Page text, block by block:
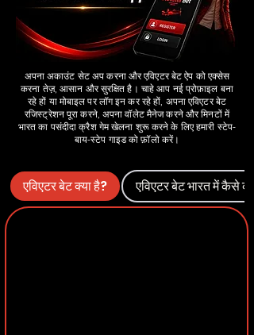
अपना अकाउंट सेट अप करना और एविएटर बेट ऐप को एक्सेस
करना तेज़, आसान और सुरक्षित है। चाहे आप नई प्रोफ़ाइल बना
रहे हों या मोबाइल पर लॉग इन कर रहे हों, अपना एविएटर बेट
रजिस्ट्रेशन पूरा करने, अपना वॉलेट मैनेज करने और मिनटों में
भारत का पसंदीदा क्रैश गेम खेलना शुरू करने के लिए हमारी स्टेप-
बाय-स्टेप गाइड को फ़ॉलो करें।
एविएटर बेट क्या है? एविएटर बेट भारत में कैसे